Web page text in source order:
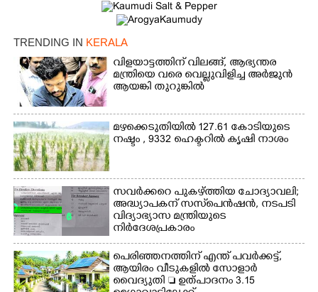
TRENDING IN KERALA
വിളയാട്ടത്തിന് വിലങ്ങ്, ആഭ്യന്തര
മന്ത്രിയെ വരെ വെല്ലുവിളിച്ച അർജുൻ
ആയങ്കി തുറുങ്കിൽ
മഴക്കെടുതിയിൽ 127.61 കോടിയുടെ
നഷ്ടം , 9332 ഹെക്ടറിൽ കൃഷി നാശം
സവർക്കറെ പുകഴ്ത്തിയ ചോദ്യാവലി;
അദ്ധ്യാപകന് സസ്‌പെൻഷൻ, നടപടി
വിദ്യാഭ്യാസ മന്ത്രിയുടെ
നിർദേശപ്രകാരം
പെരിഞ്ഞനത്തിന് എന്ത് പവർക്കട്ട്,​
ആയിരം വീടുകളിൽ സോളാർ
വൈദ്യുതി  ഉത്പാദനം 3.15